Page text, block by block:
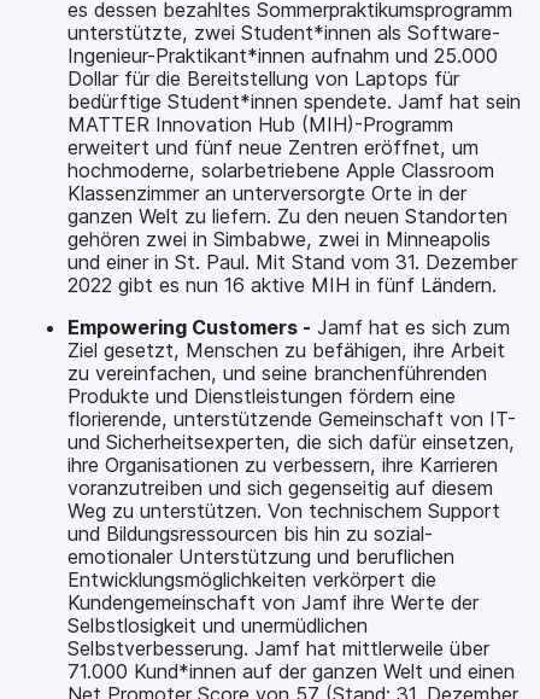
es dessen bezahltes Sommerpraktikumsprogramm
unterstützte, zwei Student*innen als Software-
Ingenieur-Praktikant*innen aufnahm und 25.000
Dollar für die Bereitstellung von Laptops für
bedürftige Student*innen spendete. Jamf hat sein
MATTER Innovation Hub (MIH)-Programm
erweitert und fünf neue Zentren eröffnet, um
hochmoderne, solarbetriebene Apple Classroom
Klassenzimmer an unterversorgte Orte in der
ganzen Welt zu liefern. Zu den neuen Standorten
gehören zwei in Simbabwe, zwei in Minneapolis
und einer in St. Paul. Mit Stand vom 31. Dezember
2022 gibt es nun 16 aktive MIH in fünf Ländern.
Empowering Customers - Jamf hat es sich zum
Ziel gesetzt, Menschen zu befähigen, ihre Arbeit
zu vereinfachen, und seine branchenführenden
Produkte und Dienstleistungen fördern eine
florierende, unterstützende Gemeinschaft von IT-
und Sicherheitsexperten, die sich dafür einsetzen,
ihre Organisationen zu verbessern, ihre Karrieren
voranzutreiben und sich gegenseitig auf diesem
Weg zu unterstützen. Von technischem Support
und Bildungsressourcen bis hin zu sozial-
emotionaler Unterstützung und beruflichen
Entwicklungsmöglichkeiten verkörpert die
Kundengemeinschaft von Jamf ihre Werte der
Selbstlosigkeit und unermüdlichen
Selbstverbesserung. Jamf hat mittlerweile über
71.000 Kund*innen auf der ganzen Welt und einen
Net Promoter Score von 57 (Stand: 31. Dezember